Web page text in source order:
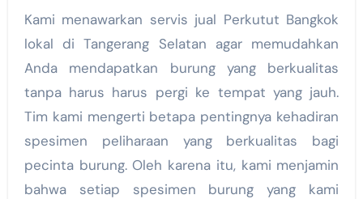
Kami menawarkan servis jual Perkutut Bangkok
lokal di Tangerang Selatan agar memudahkan
Anda mendapatkan burung yang berkualitas
tanpa harus harus pergi ke tempat yang jauh.
Tim kami mengerti betapa pentingnya kehadiran
spesimen peliharaan yang berkualitas bagi
pecinta burung. Oleh karena itu, kami menjamin
bahwa setiap spesimen burung yang kami